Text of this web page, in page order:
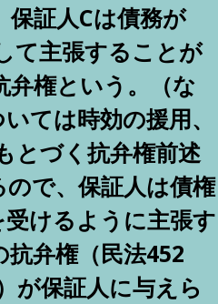
証人Cは債務が
て主張することが
権という。（な
ては時効の援用、
とづく抗弁権前述
で、保証人は債権
けるように主張す
弁権（民法452
が保証人に与えら